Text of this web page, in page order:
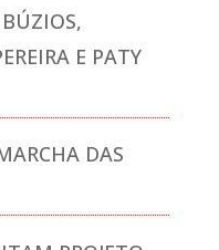
E PATY
DAS